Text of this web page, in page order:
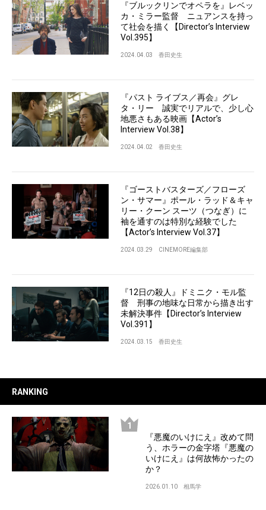
『ブルックリンでオペラを』レベッ
カ・ミラー監督 ニュアンスを持っ
て社会を描く【Director’s Interview
Vol.395】
2024.04.03 香田史生
『パスト ライブス／再会』グレ
タ・リー 誠実でリアルで、少し心
地悪さもある映画【Actor’s
Interview Vol.38】
2024.04.02 香田史生
『ゴーストバスターズ／フローズ
ン・サマー』ポール・ラッド＆キャ
リー・クーン スーツ（つなぎ）に
袖を通すのは特別な経験でした
【Actor’s Interview Vol.37】
2024.03.29 CINEMORE編集部
『12日の殺人』ドミニク・モル監
督 刑事の地味な日常から描き出す
未解決事件【Director’s Interview
Vol.391】
2024.03.15 香田史生
RANKING
『悪魔のいけにえ』改めて問
う、ホラーの金字塔『悪魔の
いけにえ』は何故怖かったの
か？
2026.01.10 相馬学